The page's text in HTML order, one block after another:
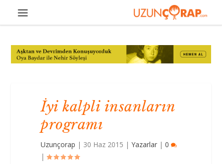
İyi kalpli insanların
programı
Uzunçorap | 30 Haz 2015 |Yazarlar |0
|